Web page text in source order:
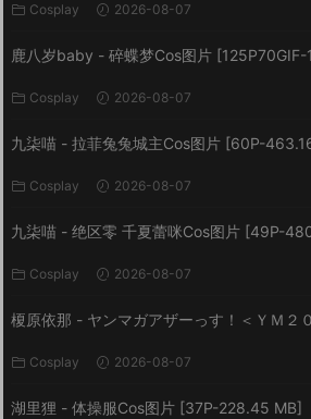
Cosplay 2026-08-07
鹿八岁baby - 碎蝶梦Cos图片 [125P70GIF-
Cosplay 2026-08-07
九柒喵 - 拉菲兔兔城主Cos图片 [60P-
Cosplay 2026-08-07
九柒喵 - 绝区零 千夏蕾咪Cos图片 [49P-
Cosplay 2026-08-07
榎原依那 - ヤンマガアザーっす！＜ＹＭ２
Cosplay 2026-08-07
湖里狸 - 体操服Cos图片 [37P-228.45 MB]